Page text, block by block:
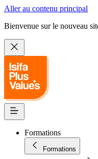
Aller au contenu principal
Bienvenue sur le nouveau
Formations
Formations